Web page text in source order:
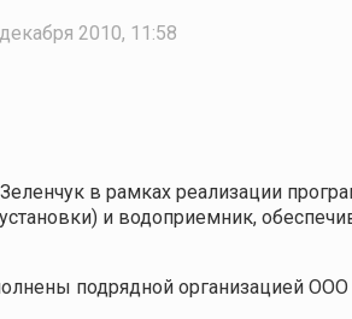
2010, 11:58
в рамках реализации
и водоприемник,
подрядной организацией